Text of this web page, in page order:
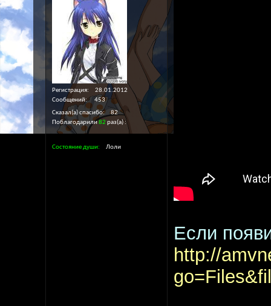
Регистрация
28.01.2012
Сообщений
453
Сказал(а) спасибо
82
Поблагодарили82 раз(а)
Состояние души Лоли
Если
http://